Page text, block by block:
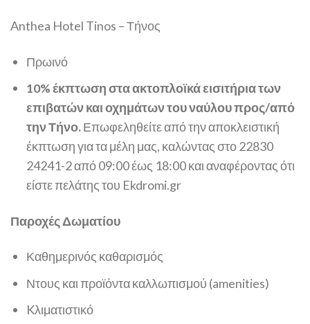
Anthea Hotel Tinos – Τήνος
Πρωινό
10% έκπτωση στα ακτοπλοϊκά εισιτήρια των
επιβατών και οχημάτων του ναύλου προς/από
την Τήνο.Επωφεληθείτε από την αποκλειστική
έκπτωση για τα μέλη μας, καλώντας στο 22830
24241-2 από 09:00 έως 18:00 και αναφέροντας ότι
είστε πελάτης του Ekdromi.gr
Παροχές Δωματίου
Καθημερινός καθαρισμός
Ντους και προϊόντα καλλωπισμού (amenities)
Kλιματιστικό